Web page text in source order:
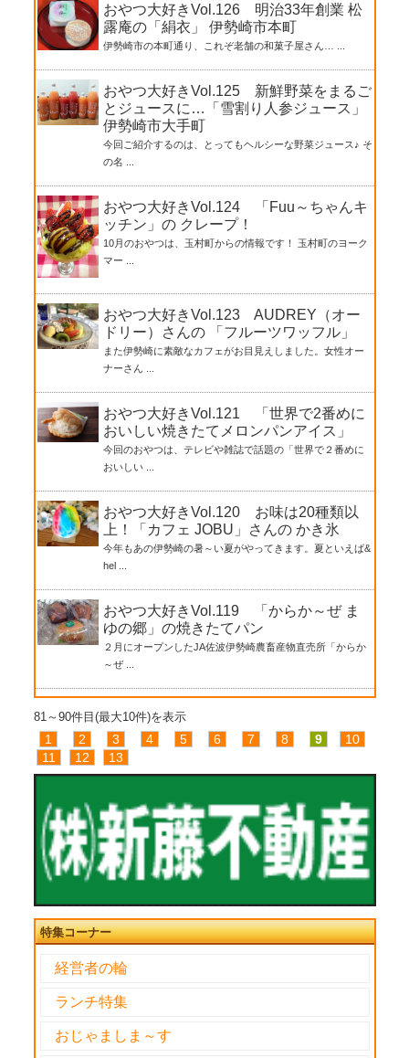
おやつ大好きVol.126 明治33年創業 松
露庵の「絹衣」 伊勢崎市本町
伊勢崎市の本町通り、これぞ老舗の和菓子屋さん… ...
おやつ大好きVol.125 新鮮野菜をまるご
とジュースに…「雪割り人参ジュース」
伊勢崎市大手町
今回ご紹介するのは、とってもヘルシーな野菜ジュース♪ そ
の名 ...
おやつ大好きVol.124 「Fuu～ちゃんキ
ッチン」の クレープ！
10月のおやつは、玉村町からの情報です！ 玉村町のヨーク
マー ...
おやつ大好きVol.123 AUDREY（オー
ドリー）さんの 「フルーツワッフル」
また伊勢崎に素敵なカフェがお目見えしました。女性オー
ナーさん ...
おやつ大好きVol.121 「世界で2番めに
おいしい焼きたてメロンパンアイス」
今回のおやつは、テレビや雑誌で話題の「世界で２番めに
おいしい ...
おやつ大好きVol.120 お味は20種類以
上！「カフェ JOBU」さんの かき氷
今年もあの伊勢崎の暑～い夏がやってきます。夏といえば&
hel ...
おやつ大好きVol.119 「からか～ぜ ま
ゆの郷」の焼きたてパン
２月にオープンしたJA佐波伊勢崎農畜産物直売所「からか
～ぜ ...
81～90件目(最大10件)を表示
1 2 3 4 5 6 7 8 9
10
11
12 13
特集コーナー
経営者の輪
ランチ特集
おじゃましま～す